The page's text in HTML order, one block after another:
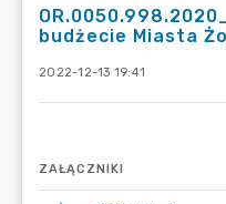
budżecie Miasta
2022-12-13 19:41
ZAŁĄCZNIKI